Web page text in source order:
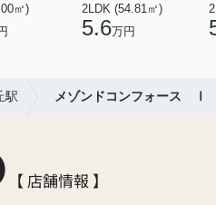
㎡)
2LDK (54.81㎡)
5.6万円
駅 メゾンドコンフォース Ⅰ
【 店舗情報 】